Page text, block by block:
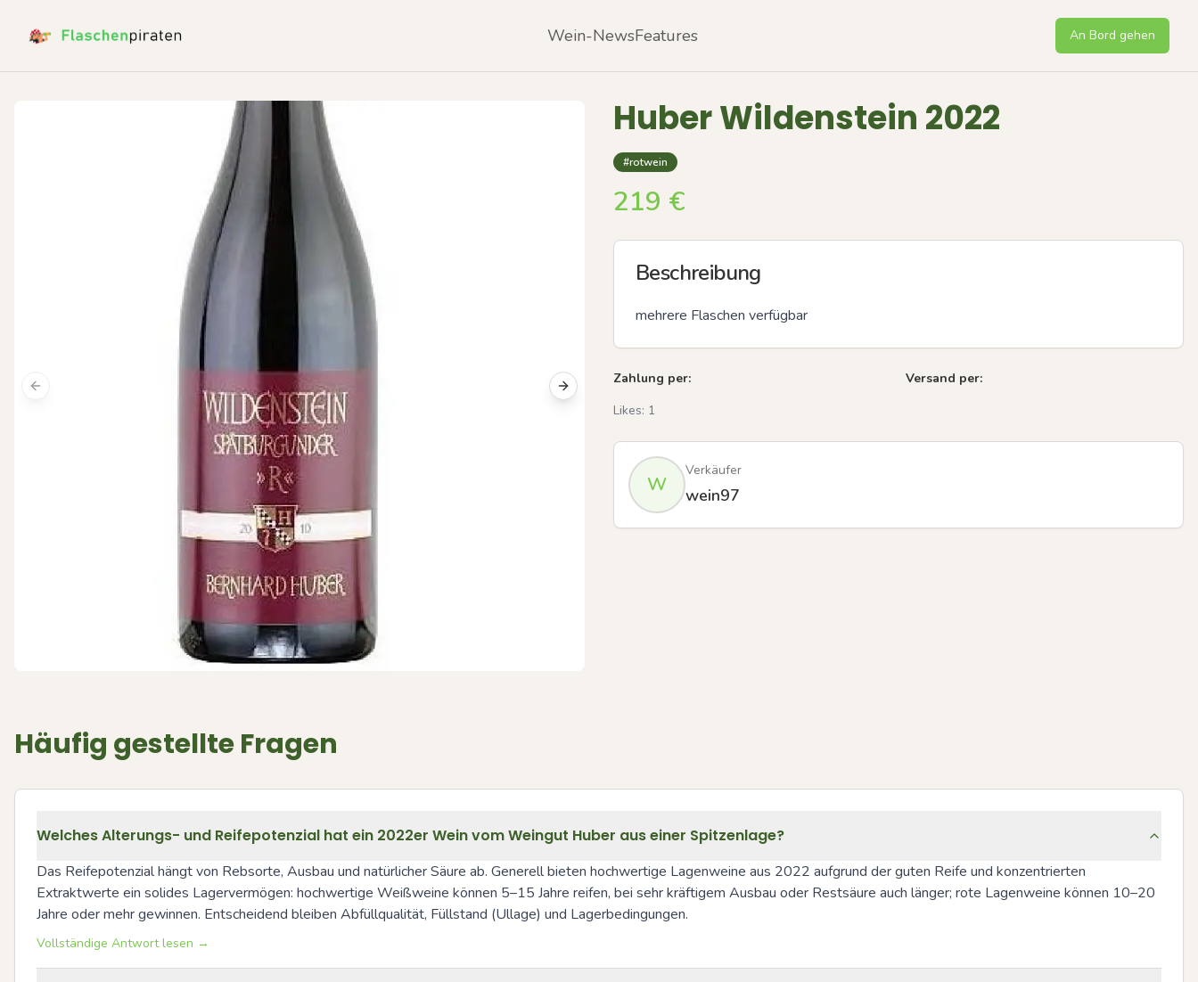
Wein-NewsFeatures An Bord gehen
Previous slide Next slide
Huber Wildenstein 2022
#rotwein
219 €
Beschreibung
mehrere Flaschen verfügbar
Zahlung per:
Versand per:
Likes: 1
W
Verkäufer
wein97
Häufig gestellte Fragen
Welches Alterungs- und Reifepotenzial hat ein 2022er Wein vom Weingut Huber aus einer Spitzenlage?
Das Reifepotenzial hängt von Rebsorte, Ausbau und natürlicher Säure ab. Generell bieten hochwertige Lagenweine aus 2022 aufgrund der guten Reife und konzentrierten
Extraktwerte ein solides Lagervermögen: hochwertige Weißweine können 5–15 Jahre reifen, bei sehr kräftigem Ausbau oder Restsäure auch länger; rote Lagenweine können 10–20
Jahre oder mehr gewinnen. Entscheidend bleiben Abfüllqualität, Füllstand (Ullage) und Lagerbedingungen.
Vollständige Antwort lesen →